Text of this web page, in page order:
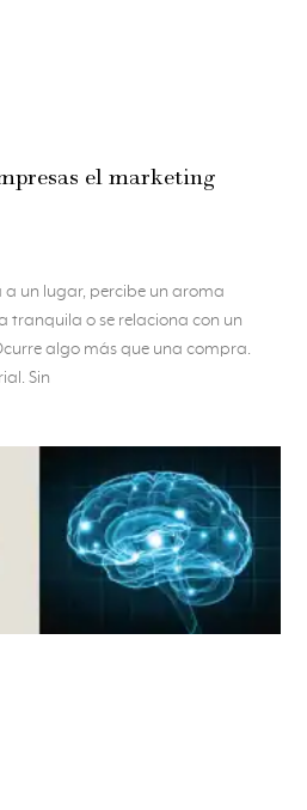
el marketing
un lugar, percibe un aroma
tranquila o se relaciona con un
algo más que una compra.
Sin